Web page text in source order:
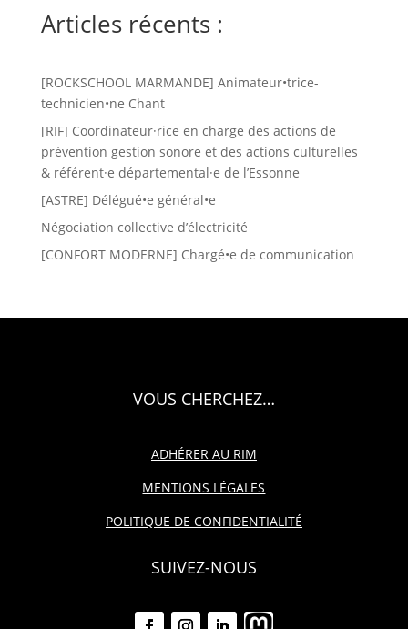
Articles récents :
[ROCKSCHOOL MARMANDE] Animateur•trice-
technicien•ne Chant
[RIF] Coordinateur·rice en charge des actions de
prévention gestion sonore et des actions culturelles
& référent·e départemental·e de l’Essonne
[ASTRE] Délégué•e général•e
Négociation collective d’électricité
[CONFORT MODERNE] Chargé•e de communication
VOUS CHERCHEZ…
ADHÉRER AU RIM
MENTIONS LÉGALES
POLITIQUE DE CONFIDENTIALITÉ
SUIVEZ-NOUS